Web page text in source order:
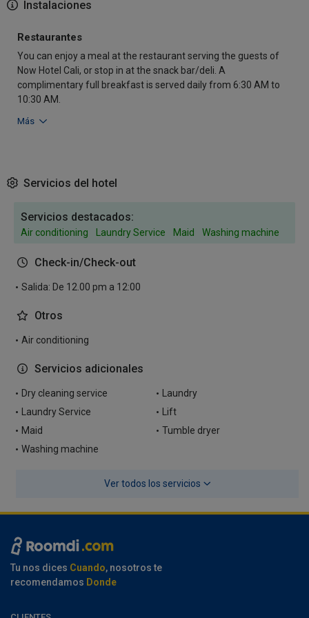
Instalaciones
Restaurantes
You can enjoy a meal at the restaurant serving the guests of
Now Hotel Cali, or stop in at the snack bar/deli. A
complimentary full breakfast is served daily from 6:30 AM to
10:30 AM.
Más
Servicios del hotel
Servicios destacados:
Air conditioning Laundry Service Maid Washing machine
Check-in/Check-out
Salida: De 12.00 pm a 12:00
Otros
Air conditioning
Servicios adicionales
Dry cleaning service
Laundry
Laundry Service
Lift
Maid
Tumble dryer
Washing machine
Ver todos los servicios
Tu nos dices Cuando, nosotros te
recomendamos Donde